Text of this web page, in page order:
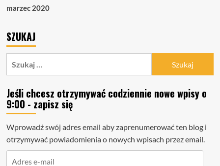
marzec 2020
SZUKAJ
Jeśli chcesz otrzymywać codziennie nowe wpisy o
9:00 - zapisz się
Wprowadź swój adres email aby zaprenumerować ten blog i
otrzymywać powiadomienia o nowych wpisach przez email.